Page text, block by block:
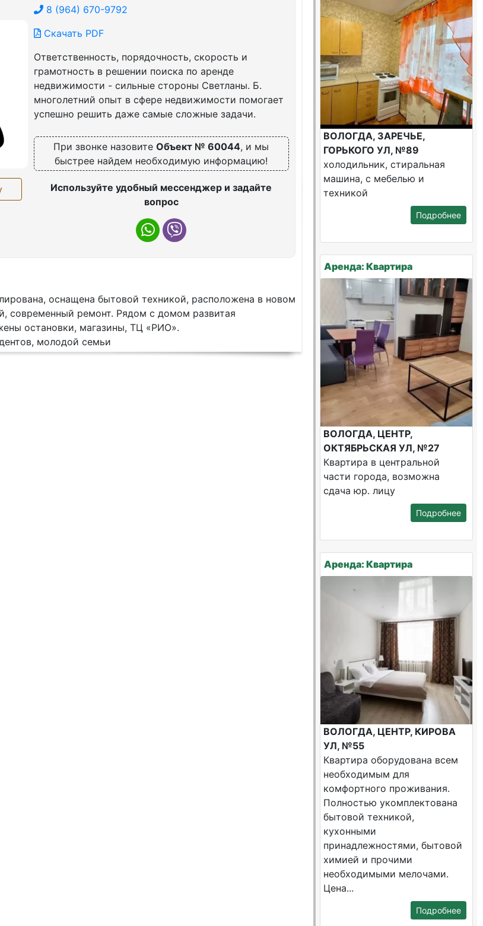
8 (964) 670-9792
Скачать PDF
Ответственность, порядочность, скорость и
грамотность в решении поиска по аренде
недвижимости - сильные стороны Светланы. Б.
многолетний опыт в сфере недвижимости помогает
успешно решить даже самые сложные задачи.
При звонке назовитеОбъект № 60044, и мы
быстрее найдем необходимую информацию!
Используйте удобный мессенджер и задайте
вопрос
оснaщeнa бытовoй тexникой, распoложенa в новoм
соврeменный pемoнт. Pядом c дoмoм paзвитая
остановки, магазины, ТЦ «РИО».
молодой семьи
ВОЛОГДА, ЗАРЕЧЬЕ,
ГОРЬКОГО УЛ, №89
холодильник, стиральная
машина, с мебелью и
техникой
Подробнее
Аренда: Квартира
ВОЛОГДА, ЦЕНТР,
ОКТЯБРЬСКАЯ УЛ, №27
Квартира в центральной
части города, возможна
сдача юр. лицу
Подробнее
Аренда: Квартира
ВОЛОГДА, ЦЕНТР, КИРОВА
УЛ, №55
Квартира оборудована всем
необходимым для
комфортного проживания.
Полностью укомплектована
бытовой техникой,
кухонными
принадлежностями, бытовой
химией и прочими
необходимыми мелочами.
Цена...
Подробнее